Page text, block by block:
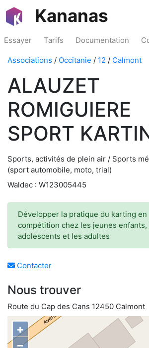
Kananas
Essayer Tarifs Documentation
Associations / Occitanie / 12 / Calmont
ALAUZET
ROMIGUIERE
SPORT
Sports, activités de plein air / Sports
(sport automobile, moto, trial)
Waldec : W123005445
Développer la pratique du karting en
compétition chez les jeunes enfants,
adolescents et les adultes
Contacter
Nous trouver
Route du Cap des Cans 12450 Calmont
+
−